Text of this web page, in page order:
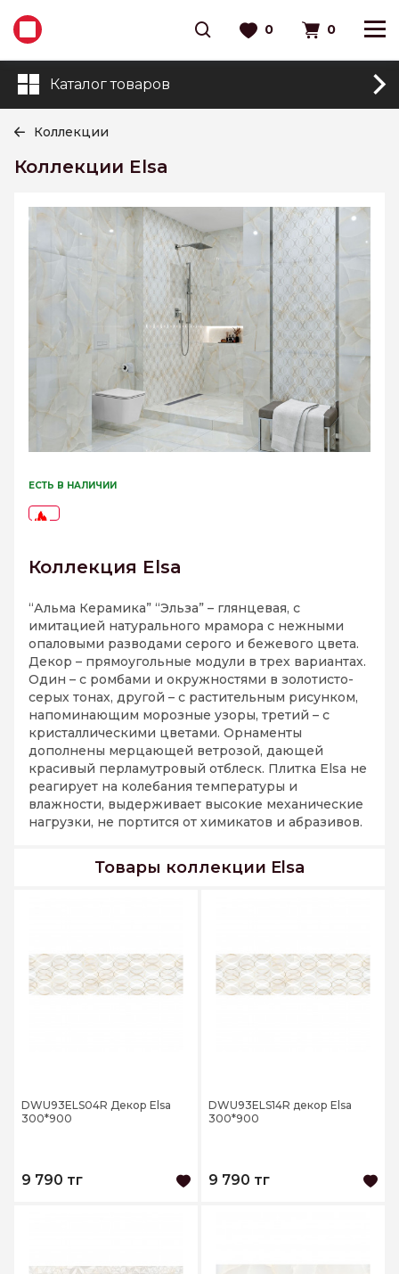
0 0
Каталог товаров
Коллекции
Коллекции Elsa
ЕСТЬ В НАЛИЧИИ
Коллекция Elsa
“Альма Керамика” “Эльза” – глянцевая, с
имитацией натурального мрамора с нежными
опаловыми разводами серого и бежевого цвета.
Декор – прямоугольные модули в трех вариантах.
Один – с ромбами и окружностями в золотисто-
серых тонах, другой – с растительным рисунком,
напоминающим морозные узоры, третий – с
кристаллическими цветами. Орнаменты
дополнены мерцающей ветрозой, дающей
красивый перламутровый отблеск. Плитка Elsa не
реагирует на колебания температуры и
влажности, выдерживает высокие механические
нагрузки, не портится от химикатов и абразивов.
Товары коллекции Elsa
DWU93ELS04R Декор Elsa
300*900
9 790 тг
DWU93ELS14R декор Elsa
300*900
9 790 тг